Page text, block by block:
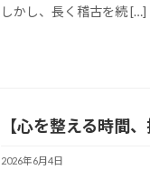
しかし、長く稽古を続 […]
【心を整える時間
2026年6月4日